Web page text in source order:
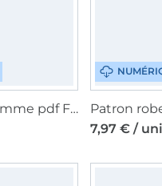
Patron robe femme pdf Fiona Fadenkäfer, en français
7,97 € /